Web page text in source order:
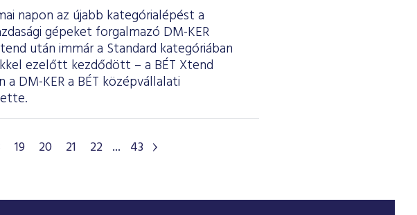
napon az újabb kategórialépést a
gépeket forgalmazó DM-KER
után immár a Standard kategóriában
ezelőtt kezdődött – a BÉT Xtend
DM-KER a BÉT középvállalati
19 20 21 22 ... 43